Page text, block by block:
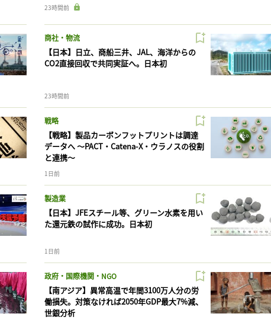
23時間前
商社・物流
【日本】日立、商船三井、JAL、海洋からの
CO2直接回収で共同実証へ。日本初
23時間前
戦略
【戦略】製品カーボンフットプリントは調達
データへ 〜PACT・Catena-X・ウラノスの役割
と連携〜
1日前
製造業
【日本】JFEスチール等、グリーン水素を用い
た還元鉄の試作に成功。日本初
1日前
政府・国際機関・NGO
【南アジア】異常高温で年間3100万人分の労
働損失。対策なければ2050年GDP最大7%減、
世銀分析